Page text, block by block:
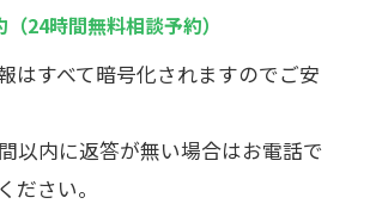
24時間無料相談予約）
はすべて暗号化されますのでご安
以内に返答が無い場合はお電話で
ださい。